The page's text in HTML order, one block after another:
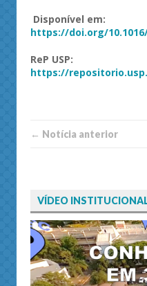
Disponível em:
https://doi.org/
ReP USP:
https://
← Notí­cia anterior
VÍDEO